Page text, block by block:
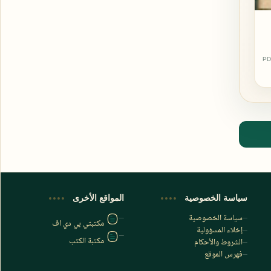
اشترك الآن
اشترك في قناتنا على تليجرام سياسة الخصوصية
سياسة الخصوصية
إخلاء المسؤولية
الشروط والأحكام
فهرس الموقع
المواقع الأخرى
مكتبتي بي دي اف
مكتبة الكتب